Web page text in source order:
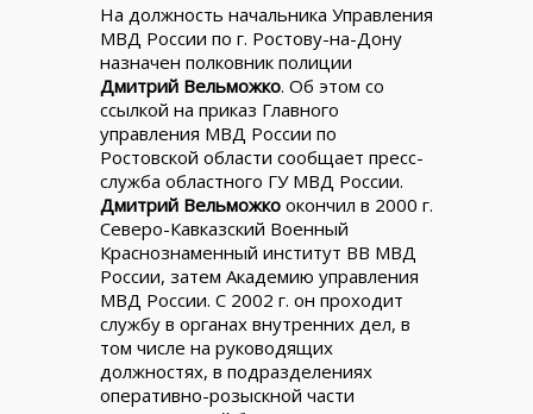
На должность начальника Управления
МВД России по г. Ростову-на-Дону
назначен полковник полиции
Дмитрий Вельможко. Об этом со
ссылкой на приказ Главного
управления МВД России по
Ростовской области сообщает пресс-
служба областного ГУ МВД России.
Дмитрий Вельможко окончил в 2000 г.
Северо-Кавказский Военный
Краснознаменный институт ВВ МВД
России, затем Академию управления
МВД России. С 2002 г. он проходит
службу в органах внутренних дел, в
том числе на руководящих
должностях, в подразделениях
оперативно-розыскной части